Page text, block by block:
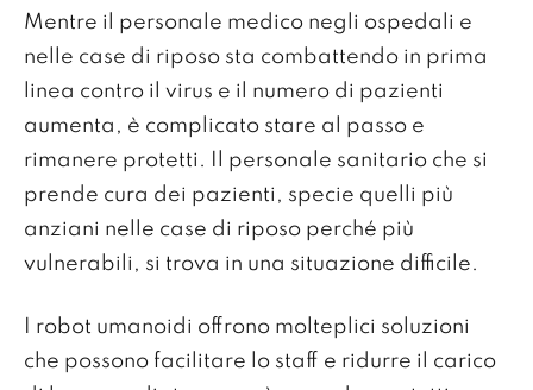
Mentre il personale medico negli ospedali e
nelle case di riposo sta combattendo in prima
linea contro il virus e il numero di pazienti
aumenta, è complicato stare al passo e
rimanere protetti. Il personale sanitario che si
prende cura dei pazienti, specie quelli più
anziani nelle case di riposo perché più
vulnerabili, si trova in una situazione difficile.
I robot umanoidi offrono molteplici soluzioni
che possono facilitare lo staff e ridurre il carico